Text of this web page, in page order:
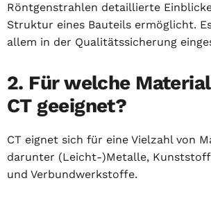
Röntgenstrahlen detaillierte
Struktur eines Bauteils ermöglicht.
allem in der Qualitätssicherung
2. Für welche
CT geeignet?
CT eignet sich für eine Vielzahl von
darunter (Leicht-)Metalle,
und Verbundwerkstoffe.